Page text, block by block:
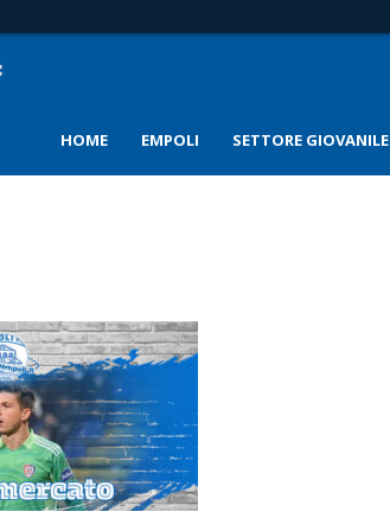
HOME EMPOLI SETTORE GIOVANILE